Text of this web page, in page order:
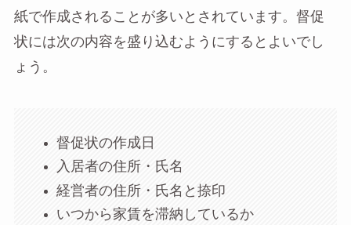
紙で作成されることが多いとされています。督促
状には次の内容を盛り込むようにするとよいでし
ょう。
督促状の作成日
入居者の住所・氏名
経営者の住所・氏名と捺印
いつから家賃を滞納しているか